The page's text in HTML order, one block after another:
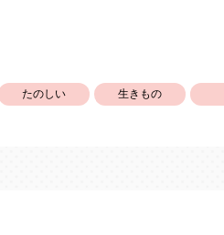
たのしい 生きもの